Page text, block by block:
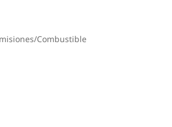
combustible